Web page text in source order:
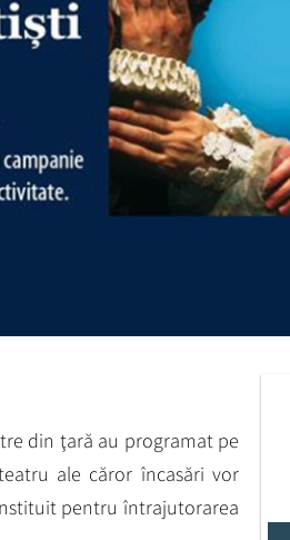
din ţară au programat pe
ale căror încasări vor
pentru întrajutorarea